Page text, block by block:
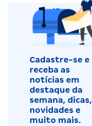
Cadastre-se e
receba as
notícias em
destaque da
semana, dicas,
novidades e
muito mais.